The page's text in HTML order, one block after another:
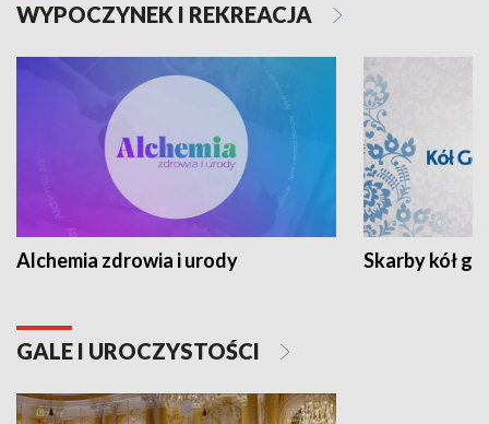
WYPOCZYNEK I REKREACJA
Alchemia zdrowia i urody Skarby kół
GALE I UROCZYSTOŚCI